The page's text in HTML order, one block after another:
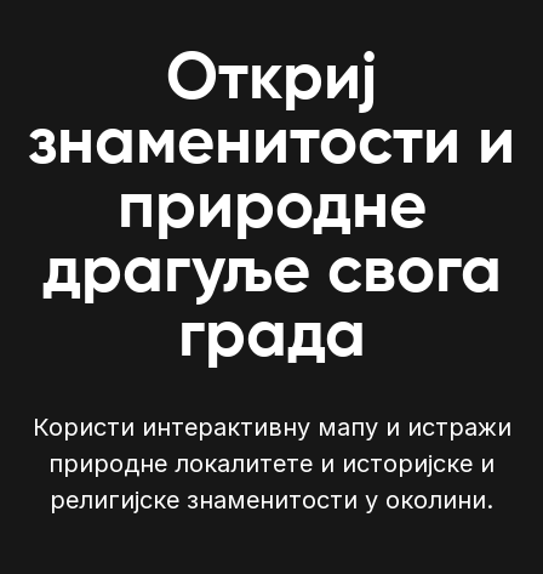
Откриј
знаменитости и
природне
драгуље свога
града
Користи интерактивну мапу и истражи
природне локалитете и историјске и
религијске знаменитости у околини.